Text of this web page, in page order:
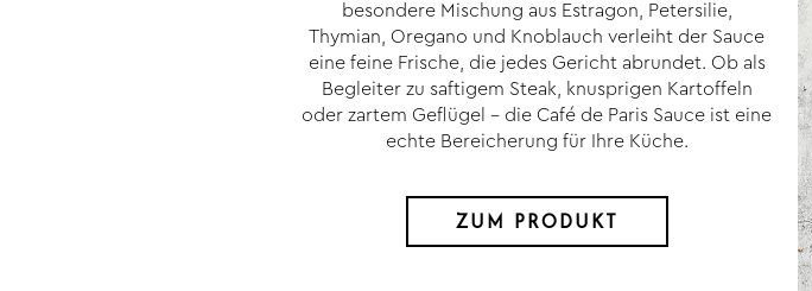
besondere Mischung aus Estragon, Petersilie,
Thymian, Oregano und Knoblauch verleiht der Sauce
eine feine Frische, die jedes Gericht abrundet. Ob als
Begleiter zu saftigem Steak, knusprigen Kartoffeln
oder zartem Geflügel – die Café de Paris Sauce ist eine
echte Bereicherung für Ihre Küche.
ZUM PRODUKT